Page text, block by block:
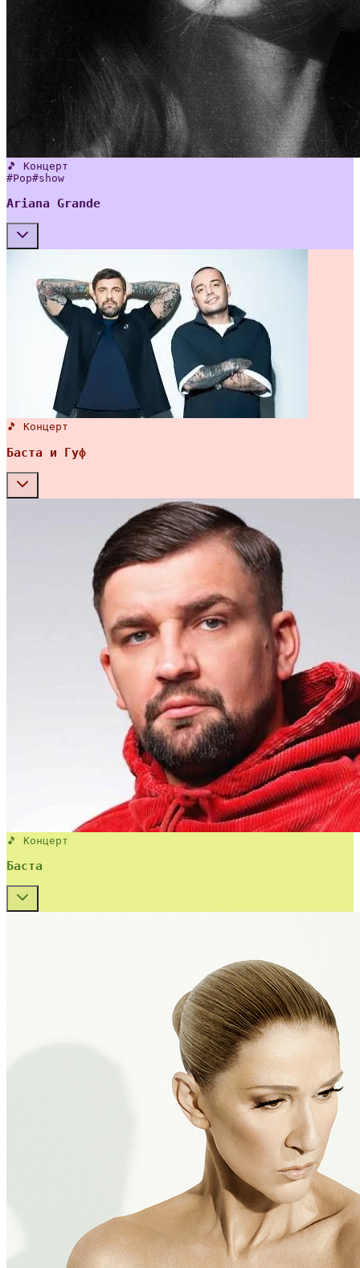
🎵 Концерт
#Pop#show
Ariana Grande
🎵 Концерт
Баста и Гуф
🎵 Концерт
Баста